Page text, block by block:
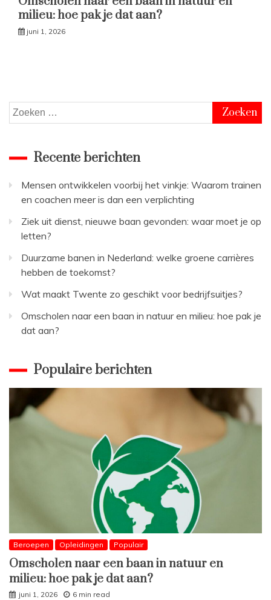
milieu: hoe pak je dat aan?
juni 1, 2026
Zoeken
naar:
Recente berichten
Mensen ontwikkelen voorbij het vinkje: Waarom trainen
en coachen meer is dan een verplichting
Ziek uit dienst, nieuwe baan gevonden: waar moet je op
letten?
Duurzame banen in Nederland: welke groene carrières
hebben de toekomst?
Wat maakt Twente zo geschikt voor bedrijfsuitjes?
Omscholen naar een baan in natuur en milieu: hoe pak je
dat aan?
Populaire berichten
Beroepen Opleidingen Populair
Omscholen naar een baan in natuur en
milieu: hoe pak je dat aan?
juni 1, 2026 6 min read